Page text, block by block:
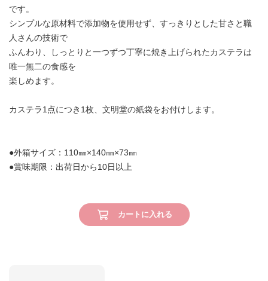
です。
シンプルな原材料で添加物を使用せず、すっきりとした甘さと職
人さんの技術で
ふんわり、しっとりと一つずつ丁寧に焼き上げられたカステラは
唯一無二の食感を
楽しめます。
カステラ1点につき1枚、文明堂の紙袋をお付けします。
●外箱サイズ：110㎜×140㎜×73㎜
●賞味期限：出荷日から10日以上
カートに入れる